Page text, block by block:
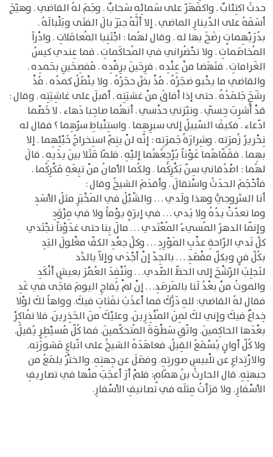
حدثَ اكتِئابٌ . واكفَهَرّ على سَمائِهِ سَحابٌ . وجَمَ لهُ القاضي . وهيّجَ
أسَفَهُ على الدّينارِ الماضي . إلا أنّهُ جبَرَ بالَ الفتَى وبَلْبالَهُ .
بدُرَيْهِماتٍ رضَخَ بها له . وقال لهُما : اجْتَنِبا المُعامَلاتِ . وادْرآ
المُخاصَماتِ . ولا تحْضُراني في المُحاكَماتِ . فما عِندي كيسُ
الغَراماتِ . فنَهَضا منْ عِنْدِه . فرِحَينَ برِفْدِه . مُفصِحَينِ بحَمدِه .
والقاضي ما يخْبو ضجَرُهُ . مُذْ بضَّ حجَرُهُ . ولا ينْصُلُ كمدُه . مُذْ
رشَحَ جَلمَدُهُ . حتى إذا أفاقَ منْ غشيَتِه . أقبلَ على غاشِيَتِه . وقال :
قدْ أُشرِبَ حِسّي . ونبّزني حدْسي . أنهُما صاحِبا دَهاء . لا خَصْما
ادّعاء . فكيفَ السّبيلُ إلى سبرِهِما . واستِنْباطِ سرّهِما ؟ فقال له
نِحْريرُ زُمرَتِه . وشِرارَةُ جَمرَتِه : إنّه لنْ يتِمّ استِخراجُ خَبْئِهِما . إلا
بهِما . فقَفّاهُما عَوْناً يُرْجِعُهُما إليْهِ . فلمّا مَثَلا بينَ يدَيهِ . قالَ
لهُما : اصْدُقاني سِنّ بَكْرِكُما . ولكُما الأمانُ منْ تبِعَةِ مَكْرِكُما .
فأحْجَمَ الحدَثُ واسْتقالَ . وأقدَمَ الشيخُ وقال :
أنا السَّروجيُّ وهذا ولَدي . . . والشّبْلُ في المَخْبَرِ مثلُ الأسَدِ
وما تعدّتْ يدُهُ ولا يَدي . . . في إبرَةٍ يوْماً ولا في مِرْوَدِ
وإنّما الدهرُ المُسيءُ المُعْتَدي . . . مالَ بِنا حتى غدَوْناً نجْتَدي
كلَّ نَدي الرّاحةِ عذْبِ المَوْرِدِ . . . وكلَّ جعْدِ الكفّ مغْلولَ اليَدِ
بكُلّ فنٍ وبكلّ مقْصَدِ . . . بالجِدّ إنْ أجْدَى وإلاّ بالدَّد
لنَجلِبَ الرّشْحَ إلى الحظّ الصّدي. . . ونُنْفِدَ العُمْرَ بعيشٍ أنْكَدِ
والموتُ منْ بعْدُ لَنا بالمَرصَدِ. . . إنْ لمْ يُفاجِ اليومَ فاجَى في غَدِ
فقال لهُ القاضي: للهِ دَرُّكَ فما أعذَبَ نفَثاتِ فيكَ. وواهاً لكَ لوْلا
خِداعٌ فيكَ وإني لكَ لمِنَ المُنْذِرِينَ. وعليْكَ منَ الحَذِرينَ. فلا تُماكِرْ
بعْدَها الحاكِمينَ. واتّقِ سَطْوَةَ المُتحكّمينَ. فما كُلّ مُسيْطِرٍ يُقيلُ.
ولا كُلّ أوانٍ يُسْمَعُ القِيلُ. فعاهَدَهُ الشيخُ على اتّباعِ مَشورَتِه.
والارْتِداعِ عن تلْبيسِ صورتِهِ. وفصَلَ عن جِهتِهِ. والختْرُ يلمَعُ من
جبهتِهِ. قال الحارثُ بنُ همّامٍ: فلمْ أرَ أعجَبَ منْها في تصاريفِ
الأسْفارِ. ولا قرَأتُ مِثلَه في تصانيفِ الأسْفارِ.